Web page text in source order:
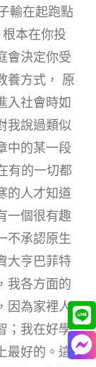
輸在起跑點
本在你投
會決定你受
養方式， 原
入社會時如
我說過類似
中的某一段
有的一切都
的人才知道
一個很有趣
不承認原生
大亨巴菲特
我各方面的
因為家裡人
；我在好學
最好的。這